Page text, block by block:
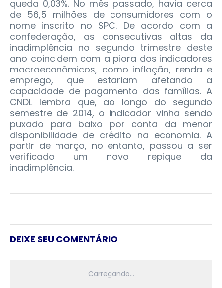
queda 0,03%. No mês passado, havia cerca
de 56,5 milhões de consumidores com o
nome inscrito no SPC. De acordo com a
confederação, as consecutivas altas da
inadimplência no segundo trimestre deste
ano coincidem com a piora dos indicadores
macroeconômicos, como inflação, renda e
emprego, que estariam afetando a
capacidade de pagamento das famílias. A
CNDL lembra que, ao longo do segundo
semestre de 2014, o indicador vinha sendo
puxado para baixo por conta da menor
disponibilidade de crédito na economia. A
partir de março, no entanto, passou a ser
verificado um novo repique da
inadimplência.
DEIXE SEU COMENTÁRIO